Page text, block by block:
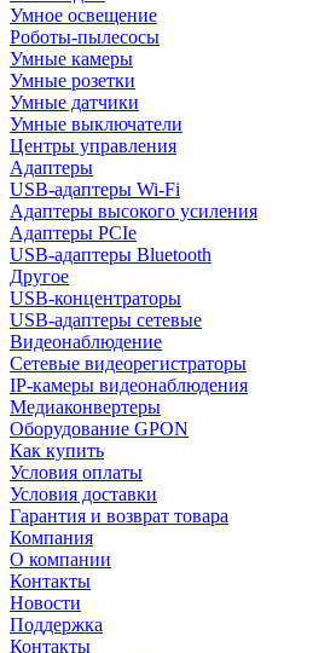
Умное освещение
Роботы-пылесосы
Умные камеры
Умные розетки
Умные датчики
Умные выключатели
Центры управления
Адаптеры
USB-адаптеры Wi-Fi
Адаптеры высокого усиления
Адаптеры PCIe
USB-адаптеры Bluetooth
Другое
USB-концентраторы
USB-адаптеры сетевые
Видеонаблюдение
Сетевые видеорегистраторы
IP-камеры видеонаблюдения
Медиаконвертеры
Оборудование GPON
Как купить
Условия оплаты
Условия доставки
Гарантия и возврат товара
Компания
О компании
Контакты
Новости
Поддержка
Контакты